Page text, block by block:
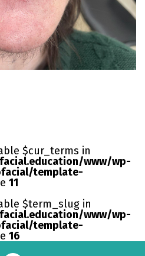
$cur_terms in
www/wp-
template-
11
$term_slug in
www/wp-
template-
16